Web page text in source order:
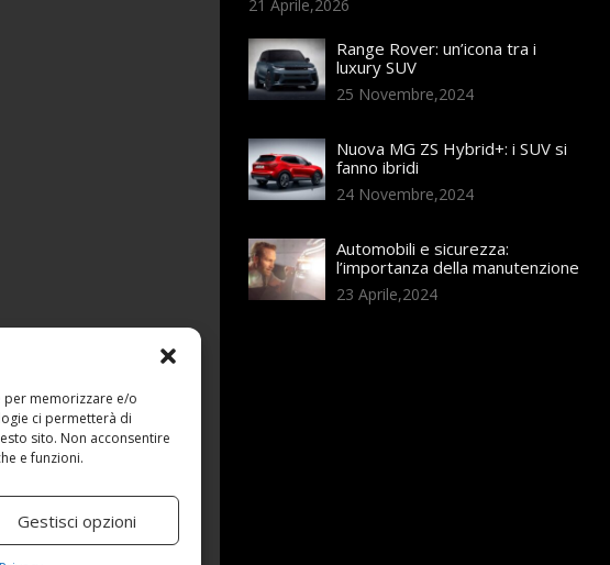
per memorizzare e/o
ci permetterà di
sito. Non acconsentire
e funzioni.
Gestisci opzioni
21 Aprile,2026
Range Rover: un’icona tra i
luxury SUV
25 Novembre,2024
Nuova MG ZS Hybrid+: i SUV si
fanno ibridi
24 Novembre,2024
Automobili e sicurezza:
l’importanza della manutenzione
23 Aprile,2024